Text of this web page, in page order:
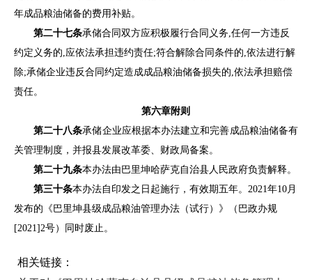
年成品粮油储备的费用补贴。
第二十七条承储合同双方应积极履行合同义务,任何一方违反
约定义务的,应依法承担违约责任;符合解除合同条件的,依法进行解
除;承储企业违反合同约定造成成品粮油储备损失的,依法承担赔偿
责任。
第六章附则
第二十八条承储企业应根据本办法建立和完善成品粮油储备有
关管理制度，并报县发展改革委、财政局备案。
第二十九条本办法由 巴里坤哈萨克自治县人民政府负责解释。
第三十条本办法自印发之日起施行，有效期五年。 2021年10月
发布的 《巴里坤县级成品粮油管理办法（试行）》（巴政办规
[2021]2号）同时废止。
相关链接：